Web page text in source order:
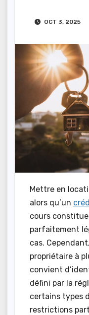
OCT 3, 2025
Mettre en
alors qu’un
cours
parfaitement
cas.
propriétaire à
convient
défini par la
certains types
restrictions